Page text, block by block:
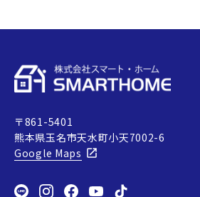
〒861-5401
熊本県玉名市天水町小天7002-6
Google Maps